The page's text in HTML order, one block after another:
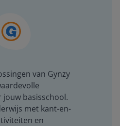
van Gynzy
jouw basisschool.
met kant-en-
en